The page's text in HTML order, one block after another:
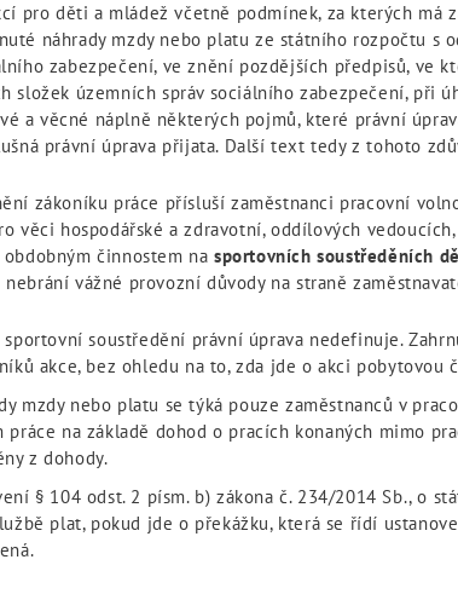
pro děti a mládež včetně podmínek, za kterých má
náhrady mzdy nebo platu ze státního rozpočtu s
zabezpečení, ve znění pozdějších předpisů, ve
složek územních správ sociálního zabezpečení, při
a věcné náplně některých pojmů, které právní
právní úprava přijata. Další text tedy z tohoto
zákoníku práce přísluší zaměstnanci pracovní
věci hospodářské a zdravotní, oddílových
činnostem nasportovních soustředěních
vážné provozní důvody na straně
sportovní soustředění právní úprava nedefinuje.
akce, bez ohledu na to, zda jde o akci
mzdy nebo platu se týká pouze zaměstnanců v
práce na základě dohod o pracích konaných mimo
z dohody.
§ 104 odst. 2 písm. b) zákona č. 234/2014 Sb., o
plat, pokud jde o překážku, která se řídí